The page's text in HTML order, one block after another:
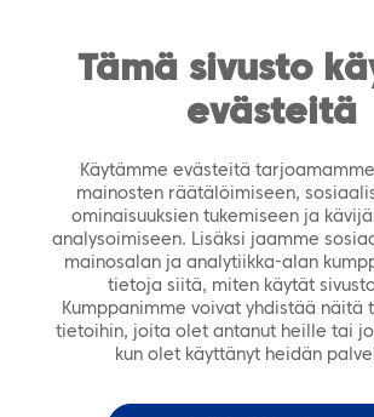
Tämä sivusto
evästeitä
Käytämme evästeitä
mainosten räätälöimiseen,
ominaisuuksien tukemiseen ja
analysoimiseen. Lisäksi jaamme
mainosalan ja analytiikka-alan
tietoja siitä, miten käytät
Kumppanimme voivat yhdistää näitä
tietoihin, joita olet antanut heille tai
kun olet käyttänyt heidän
https://tiera.fi/name
Sovellustukipalvelut